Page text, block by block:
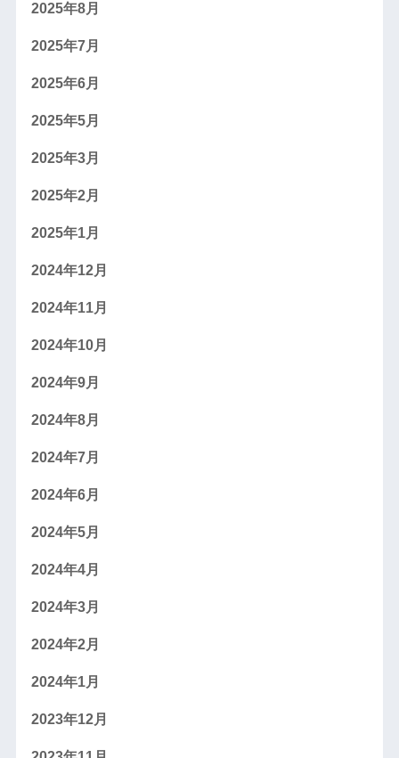
2025年8月
2025年7月
2025年6月
2025年5月
2025年3月
2025年2月
2025年1月
2024年12月
2024年11月
2024年10月
2024年9月
2024年8月
2024年7月
2024年6月
2024年5月
2024年4月
2024年3月
2024年2月
2024年1月
2023年12月